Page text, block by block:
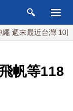
最近台灣 10日登陸
帆等118